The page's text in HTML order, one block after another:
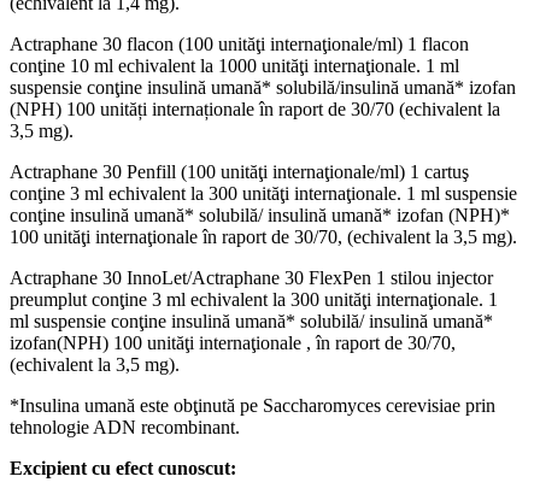
Actraphane 30 flacon (100 unităţi internaţionale/ml) 1 flacon
conţine 10 ml echivalent la 1000 unităţi internaţionale. 1 ml
suspensie conţine insulină umană* solubilă/insulină umană* izofan
(NPH) 100 unități internaționale în raport de 30/70 (echivalent la
3,5 mg).
Actraphane 30 Penfill (100 unităţi internaţionale/ml) 1 cartuş
conţine 3 ml echivalent la 300 unităţi internaţionale. 1 ml suspensie
conţine insulină umană* solubilă/ insulină umană* izofan (NPH)*
100 unităţi internaţionale în raport de 30/70, (echivalent la 3,5 mg).
Actraphane 30 InnoLet/Actraphane 30 FlexPen 1 stilou injector
preumplut conţine 3 ml echivalent la 300 unităţi internaţionale. 1
ml suspensie conţine insulină umană* solubilă/ insulină umană*
izofan(NPH) 100 unităţi internaţionale , în raport de 30/70,
(echivalent la 3,5 mg).
*Insulina umană este obţinută pe Saccharomyces cerevisiae prin
tehnologie ADN recombinant.
Excipient cu efect cunoscut: